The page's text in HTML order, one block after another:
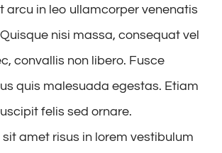
arcu in leo ullamcorper venenatis
nisi massa, consequat vel
convallis non libero. Fusce
quis malesuada egestas. Etiam
felis sed ornare.
amet risus in lorem vestibulum